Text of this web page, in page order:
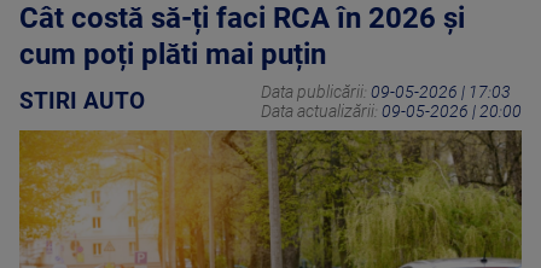
Cât costă să-ți faci RCA în 2026 și
cum poți plăti mai puțin
STIRI AUTO Data publicării: 09-05-2026 | 17:03
Data actualizării: 09-05-2026 | 20:00